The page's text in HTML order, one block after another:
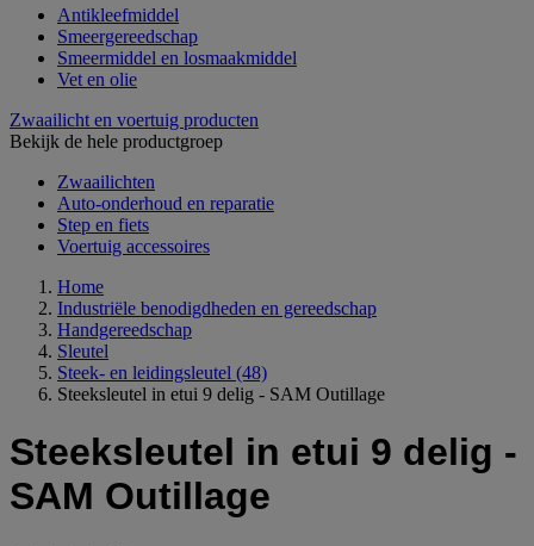
Antikleefmiddel
Smeergereedschap
Smeermiddel en losmaakmiddel
Vet en olie
Zwaailicht en voertuig producten
Bekijk de hele productgroep
Zwaailichten
Auto-onderhoud en reparatie
Step en fiets
Voertuig accessoires
Home
Industriële benodigdheden en gereedschap
Handgereedschap
Sleutel
Steek- en leidingsleutel (48)
Steeksleutel in etui 9 delig - SAM Outillage
Steeksleutel in etui 9 delig -
SAM Outillage